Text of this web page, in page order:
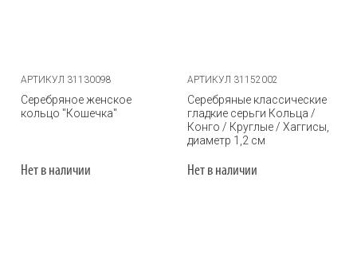
АРТИКУЛ 31130098
Серебряное женское
кольцо "Кошечка"
Нет в наличии
АРТИКУЛ 31152002
Серебряные классические
гладкие серьги Кольца /
Конго / Круглые / Хаггисы,
диаметр 1,2 см
Нет в наличии